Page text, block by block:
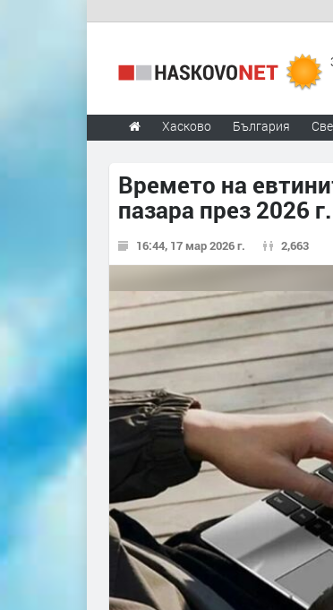
Хасково България
Времето на
пазара през 2026 г.
16:44, 17 мар 2026 г. 2,663